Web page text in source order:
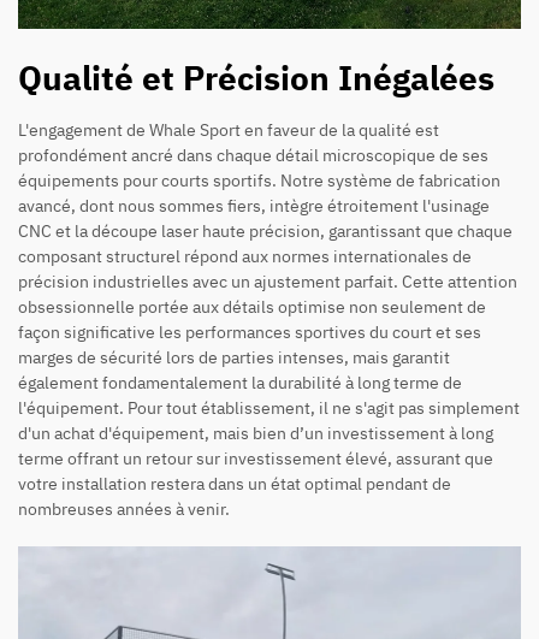
Qualité et Précision Inégalées
L'engagement de Whale Sport en faveur de la qualité est
profondément ancré dans chaque détail microscopique de ses
équipements pour courts sportifs. Notre système de fabrication
avancé, dont nous sommes fiers, intègre étroitement l'usinage
CNC et la découpe laser haute précision, garantissant que chaque
composant structurel répond aux normes internationales de
précision industrielles avec un ajustement parfait. Cette attention
obsessionnelle portée aux détails optimise non seulement de
façon significative les performances sportives du court et ses
marges de sécurité lors de parties intenses, mais garantit
également fondamentalement la durabilité à long terme de
l'équipement. Pour tout établissement, il ne s'agit pas simplement
d'un achat d'équipement, mais bien d’un investissement à long
terme offrant un retour sur investissement élevé, assurant que
votre installation restera dans un état optimal pendant de
nombreuses années à venir.